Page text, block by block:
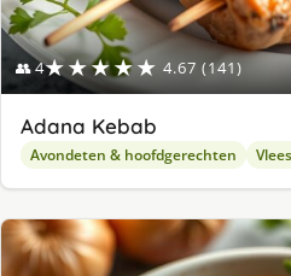
👥 4★★★★★ 4.67 (141)
Adana Kebab
Avondeten & hoofdgerechten